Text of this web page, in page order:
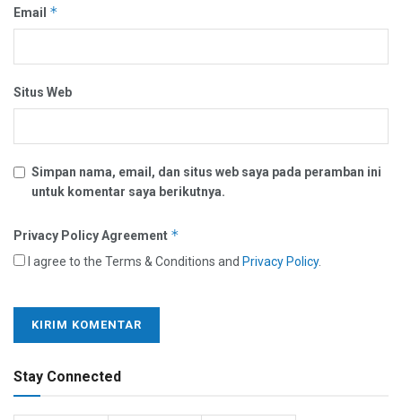
Email *
Situs Web
Simpan nama, email, dan situs web saya pada peramban ini
untuk komentar saya berikutnya.
Privacy Policy Agreement *
I agree to the Terms & Conditions and Privacy Policy.
Stay Connected